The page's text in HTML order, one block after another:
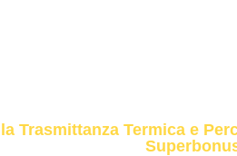
la Trasmittanza Termica e